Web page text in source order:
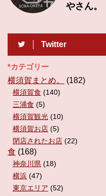
やさん。
Twitter
*カテゴリー
横須賀まとめ。
(182)
横須賀食 (140)
三浦食 (5)
横須賀観光 (10)
横須賀お店 (5)
閉店されたお店 (22)
食 (168)
神奈川県 (18)
横浜 (47)
東京エリア (52)